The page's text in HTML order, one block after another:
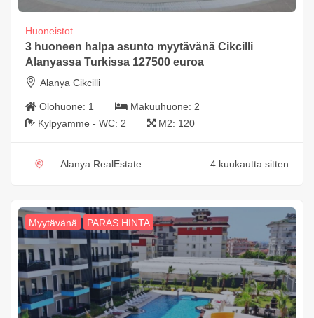
Huoneistot
3 huoneen halpa asunto myytävänä Cikcilli
Alanyassa Turkissa 127500 euroa
Alanya Cikcilli
Olohuone: 1 Makuuhuone: 2
Kylpyamme - WC: 2 M2: 120
Alanya RealEstate 4 kuukautta sitten
Myytävänä PARAS HINTA